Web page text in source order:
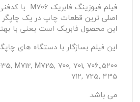
اصلی ترین قطعات چاپ در یک چاپگر
این محصول فابریک است یعنی با
این فیلم بسازگار با دستگاه های
M712, M725, 700, 701, 706,
712, 725, 435
می باشد.